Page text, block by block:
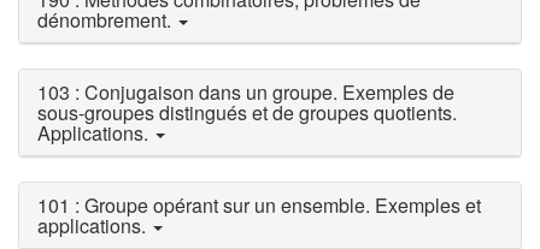
dénombrement.
103 : Conjugaison dans un groupe. Exemples de
sous-groupes distingués et de groupes quotients.
Applications.
101 : Groupe opérant sur un ensemble. Exemples et
applications.